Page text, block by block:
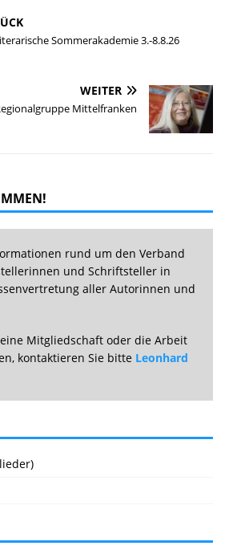
Sommerakademie 3.-8.8.26
WEITER
Mittelfranken
rund um den Verband
und Schriftsteller in
aller Autorinnen und
Mitgliedschaft oder die Arbeit
kontaktieren Sie bitte Leonhard